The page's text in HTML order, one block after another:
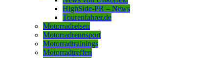
HighSide-PR – News
Tourenfahrer.de
Motorradreisen
Motorradrennsport
Motorradtrainings
Motorradtreffen